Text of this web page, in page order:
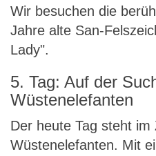
Wir besuchen die
Jahre alte San-
Lady".
5. Tag: Auf der
Wüstenelefanten
Der heute Tag steht im
Wüstenelefanten. Mit